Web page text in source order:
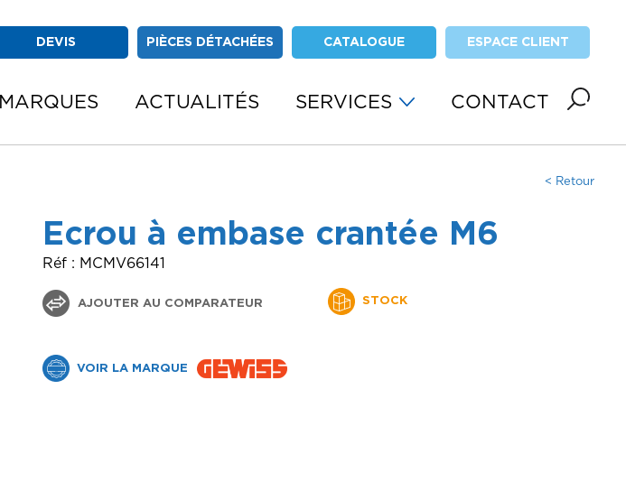
DEVIS PIÈCES DÉTACHÉES CATALOGUE ESPACE CLIENT
MARQUES ACTUALITÉS SERVICES CONTACT
< Retour
Ecrou à embase crantée M6
Réf : MCMV66141
AJOUTER AU COMPARATEUR
VOIR LA MARQUE
STOCK